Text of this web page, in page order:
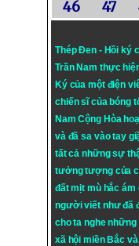
46
47
Thép Đen - Hồi ký
Trần Nam thực
Ký của một điện
chiến sĩ của bóng
Nam Cộng Hòa
và đã sa vào tay
tất cả những sự
tưởng tượng của
đất mịt mù hắc
người viết như đã
cho ta nghe
xã hội miền Bắc